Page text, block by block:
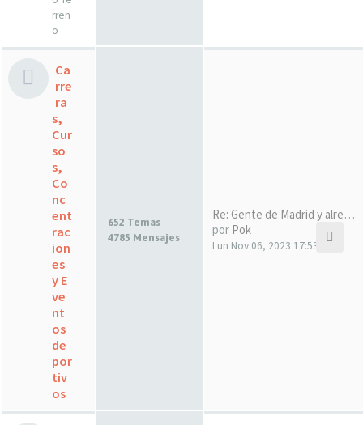
rren
o
Ca
rre
ra
s,
Cur
so
s,
Co
nc
ent
rac
ion
es
y E
ve
nt
os
de
por
tiv
os
652 Temas
4785 Mensajes
Re: Gente de Madrid y alreded…
por Pok
Lun Nov 06, 2023 17:53